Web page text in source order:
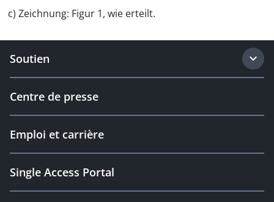
c) Zeichnung: Figur 1, wie erteilt.
Soutien
Centre de presse
Emploi et carrière
Single Access Portal